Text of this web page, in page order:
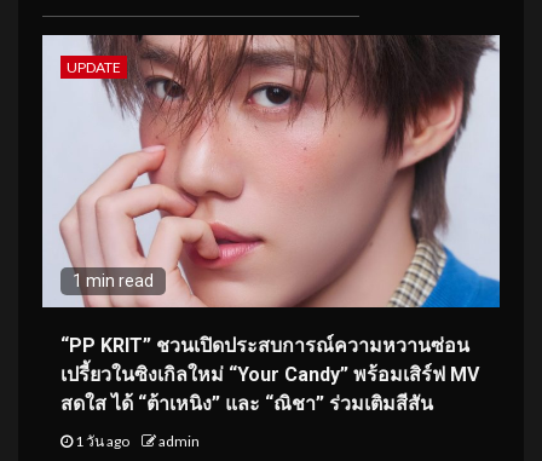
UPDATE
1 min read
“PP KRIT” ชวนเปิดประสบการณ์ความหวานซ่อน
เปรี้ยวในซิงเกิลใหม่ “Your Candy” พร้อมเสิร์ฟ MV
สดใส ได้ “ต้าเหนิง” และ “ณิชา” ร่วมเติมสีสัน
1 วัน ago admin